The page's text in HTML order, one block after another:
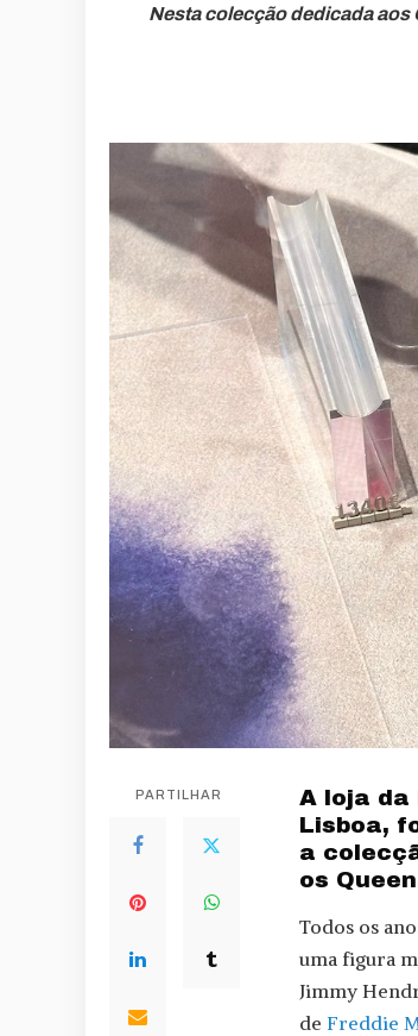
Nesta colecção dedicada aos
PARTILHAR
A loja da
Lisboa,
a
os
Todos os
uma figura
Jimmy
de Freddie